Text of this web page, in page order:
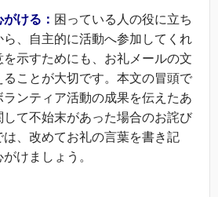
ける： 困っている人の役に立ち
、自主的に活動へ参加してくれ
示すためにも、お礼メールの文
ことが大切です。本文の冒頭で
ンティア活動の成果を伝えたあ
して不始末があった場合のお詫び
は、改めてお礼の言葉を書き記
けましょう。